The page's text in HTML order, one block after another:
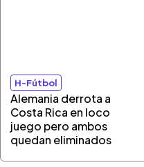
H-Fútbol
Alemania derrota a
Costa Rica en loco
juego pero ambos
quedan eliminados